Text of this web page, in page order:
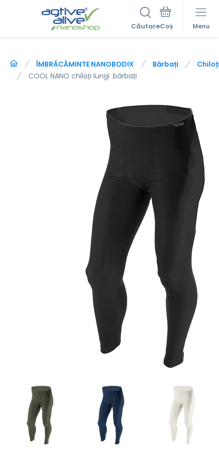
Căutare Menu
ÎMBRĂCĂMINTE NANOBODIX Bărbați
COOL NANO chiloți lungi .bărbați